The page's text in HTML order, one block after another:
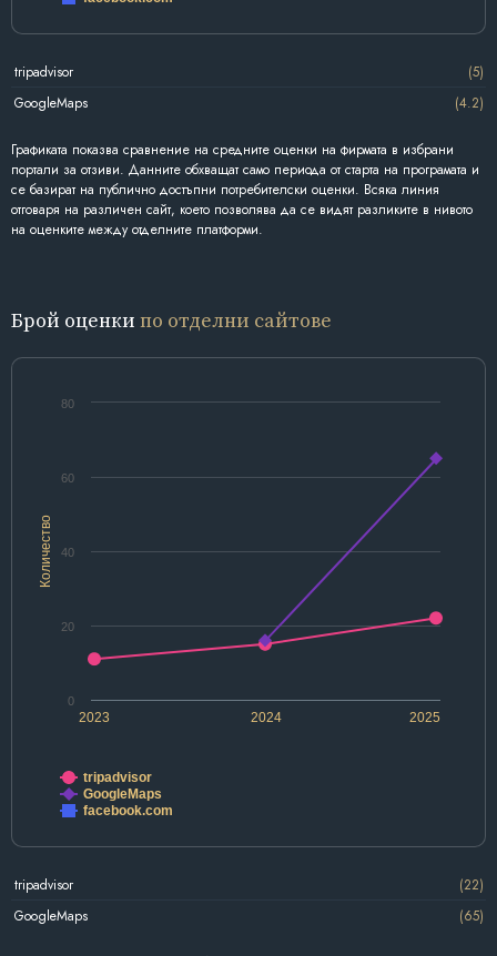
tripadvisor
(5)
GoogleMaps
(4.2)
Графиката показва сравнение на средните оценки на фирмата в избрани
портали за отзиви. Данните обхващат само периода от старта на програмата и
се базират на публично достъпни потребителски оценки. Всяка линия
отговаря на различен сайт, което позволява да се видят разликите в нивото
на оценките между отделните платформи.
Брой оценки по отделни сайтове
Количество
2023 2024 2025
0
20
40
60
80
tripadvisor
GoogleMaps
facebook.com
tripadvisor
(22)
GoogleMaps
(65)